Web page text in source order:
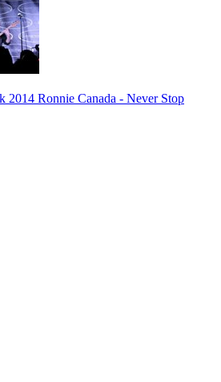
2014 Ronnie Canada - Never Stop